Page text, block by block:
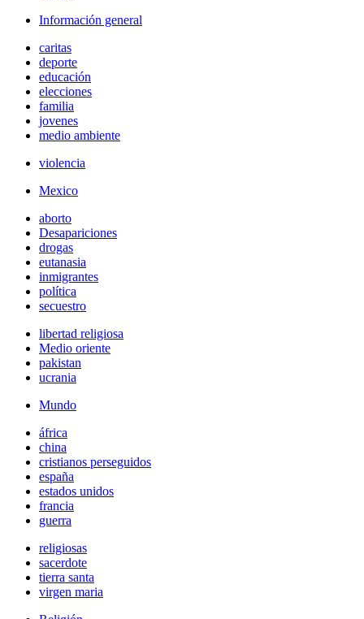
Información general
caritas
deporte
educación
elecciones
familia
jovenes
medio ambiente
violencia
Mexico
aborto
Desapariciones
drogas
eutanasia
inmigrantes
política
secuestro
libertad religiosa
Medio oriente
pakistan
ucrania
Mundo
áfrica
china
cristianos perseguidos
españa
estados unidos
francia
guerra
religiosas
sacerdote
tierra santa
virgen maria